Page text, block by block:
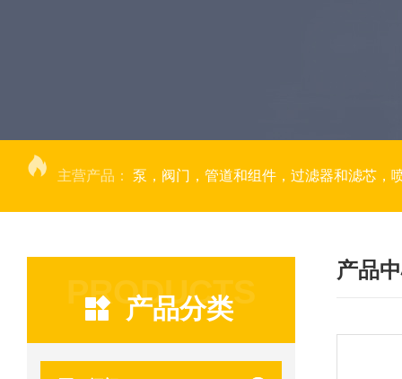
主营产品： 泵，阀门，管道和组件，过滤器和滤芯，
PRODUCTS
产品分类
产品